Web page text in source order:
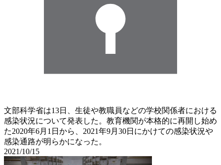
文部科学省は13日、生徒や教職員などの学校関係者における
感染状況について発表した。教育機関が本格的に再開し始め
た2020年6月1日から、2021年9月30日にかけての感染状況や
感染通路が明らかになった。
2021/10/15